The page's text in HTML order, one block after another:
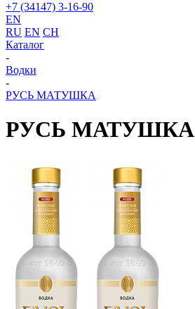
+7 (34147) 3-16-90
EN
RU EN CH
Каталог
-
Водки
-
РУСЬ МАТУШКА
РУСЬ МАТУШКА